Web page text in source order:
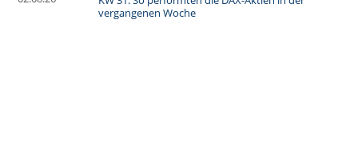
vergangenen Woche